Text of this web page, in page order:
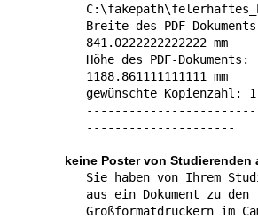
Breite des PDF-
841.0222222222222 mm
Höhe des PDF-Dokuments:
1188.861111111111 mm
gewünschte Kopienzahl: 1
---------------------
keine Poster von Studierenden
Sie haben von Ihrem
aus ein Doku­ment zu den
Großformatdruckern im